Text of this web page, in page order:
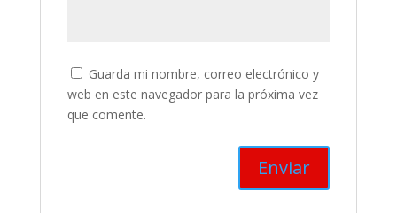
Guarda mi nombre, correo electrónico y
web en este navegador para la próxima vez
que comente.